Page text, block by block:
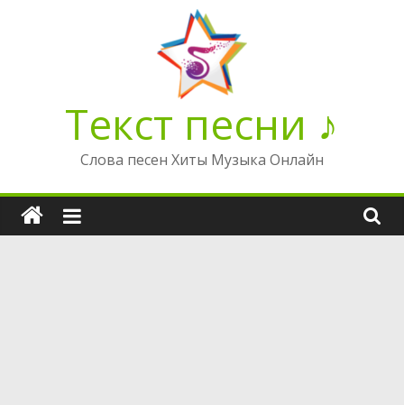
Текст песни ♪
Слова песен Хиты Музыка Онлайн